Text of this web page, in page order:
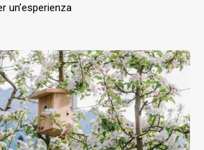
un’esperienza